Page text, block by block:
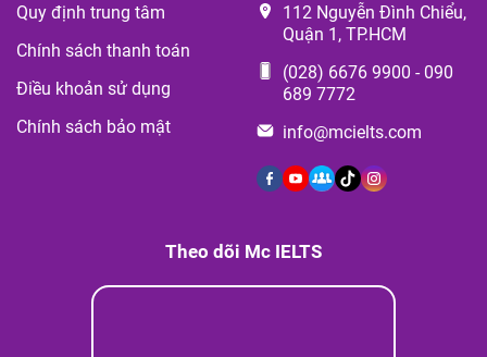
Quy định trung tâm
Chính sách thanh toán
Điều khoản sử dụng
Chính sách bảo mật
112 Nguyễn Đình Chiểu,
Quận 1, TP.HCM
(028) 6676 9900 - 090
689 7772
info@mcielts.com
Theo dõi Mc IELTS